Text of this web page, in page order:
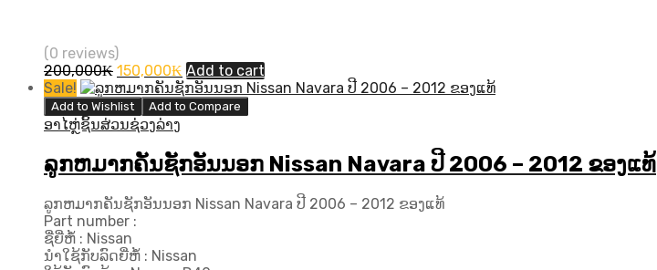
(0 reviews)
200,000₭ Original
price
was:
200,000₭.
150,000₭ Current
price
is:
150,000₭.
Add to cart
Sale!
Add to Wishlist Add to Compare
ອາໄຫຼ່ຊິ້ນສ່ວນຊ່ວງລ່າງ
ລູກຫມາກຄັນຊັກອັນນອກ Nissan Navara ປີ​ 2006 – 2012 ຂອງແທ້
ລູກຫມາກຄັນຊັກອັນນອກ Nissan Navara ປີ​ 2006 – 2012 ຂອງແທ້
Part number :
ຊື່ຍີ່ຫໍ້ : Nissan
ນຳໃຊ້ກັບລົດຍີ່ຫໍ້ : Nissan